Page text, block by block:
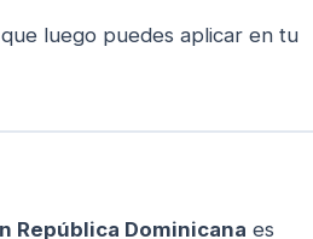
luego puedes aplicar en tu
República Dominicana es